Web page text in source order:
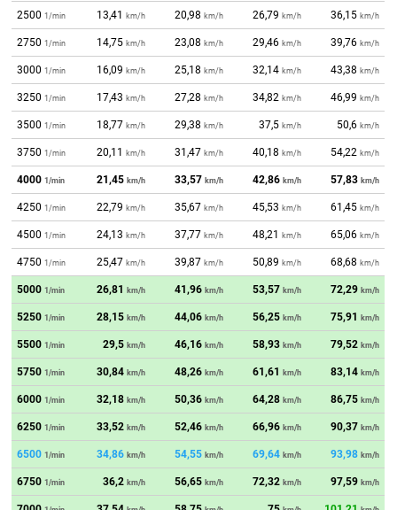
25001/min 13,41km/h 20,98km/h 26,79km/h 36,15km/h
27501/min 14,75km/h 23,08km/h 29,46km/h 39,76km/h
30001/min 16,09km/h 25,18km/h 32,14km/h 43,38km/h
32501/min 17,43km/h 27,28km/h 34,82km/h 46,99km/h
35001/min 18,77km/h 29,38km/h 37,5km/h 50,6km/h
37501/min 20,11km/h 31,47km/h 40,18km/h 54,22km/h
40001/min 21,45km/h 33,57km/h 42,86km/h 57,83km/h
42501/min 22,79km/h 35,67km/h 45,53km/h 61,45km/h
45001/min 24,13km/h 37,77km/h 48,21km/h 65,06km/h
47501/min 25,47km/h 39,87km/h 50,89km/h 68,68km/h
50001/min 26,81km/h 41,96km/h 53,57km/h 72,29km/h
52501/min 28,15km/h 44,06km/h 56,25km/h 75,91km/h
55001/min 29,5km/h 46,16km/h 58,93km/h 79,52km/h
57501/min 30,84km/h 48,26km/h 61,61km/h 83,14km/h
60001/min 32,18km/h 50,36km/h 64,28km/h 86,75km/h
62501/min 33,52km/h 52,46km/h 66,96km/h 90,37km/h
65001/min 34,86km/h 54,55km/h 69,64km/h 93,98km/h
67501/min 36,2km/h 56,65km/h 72,32km/h 97,59km/h